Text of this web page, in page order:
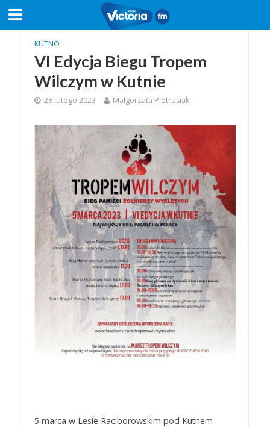
KUTNO
VI Edycja Biegu Tropem
Wilczym w Kutnie
28 lutego 2023 Małgorzata Pietrusiak
5 marca w Lesie Raciborowskim pod Kutnem